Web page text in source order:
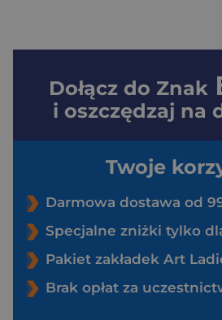
Dołącz do Znak
i oszczędzaj na
Twoje
Darmowa dostawa od
Specjalne zniżki tylko
Pakiet zakładek Art
Brak opłat za